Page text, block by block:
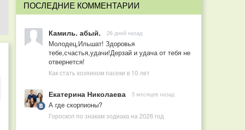
ПОСЛЕДНИЕ КОММЕНТАРИИ
Камиль. абый. 26 дней назад
Молодец,Ильшат! Здоровья
тебе,счастья,удачи!Дерзай и удача от тебя не
отвернется!
Как стать хозяином пасеки в 10 лет
Екатерина Николаева 5 месяцев назад
А где скорпионы?
Гороскоп по знакам зодиака на 2026 год